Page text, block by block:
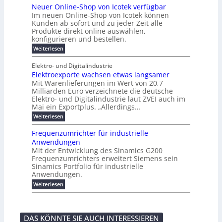
o
k
r
a
i
e
t
n
r
a
t
P
l
u
g
F
e
s
t
a
b
e
l
m
a
n
a
e
m
e
n
t
r
t
e
n
H
a
l
b
j
a
h
r
2
0
2
6
e
u
r
W
a
g
o
-
C
E
O
t
e
c
k
e
r
ü
S
t
r
ö
m
e
b
i
s
5
A
r
o
i
n
e
t
f
ü
h
r
e
n
d
e
s
i
n
u
s
t
r
i
e
l
l
e
t
h
Neuer Online-Shop von Icotek verfügbar
Im neuen Online-Shop von Icotek können
Kunden ab sofort und zu jeder Zeit alle
Produkte direkt online auswählen,
konfigurieren und bestellen.
Weiterlesen:
N
u
e
r
O
n
l
i
n
e
-
S
h
o
p
v
o
n
I
c
e
Elektro- und Digitalindustrie
Elektroexporte wachsen etwas langsamer
Mit Warenlieferungen im Wert von 20,7
Milliarden Euro verzeichnete die deutsche
Elektro- und Digitalindustrie laut ZVEI auch im
Mai ein Exportplus. „Allerdings…
Weiterlesen:
E
e
k
t
r
o
e
x
p
o
e
w
Frequenzumrichter für industrielle
Anwendungen
Mit der Entwicklung des Sinamics G200
Frequenzumrichters erweitert Siemens sein
Sinamics Portfolio für industrielle
Anwendungen.
Weiterlesen:
F
q
u
DAS KÖNNTE SIE AUCH INTERESSIEREN